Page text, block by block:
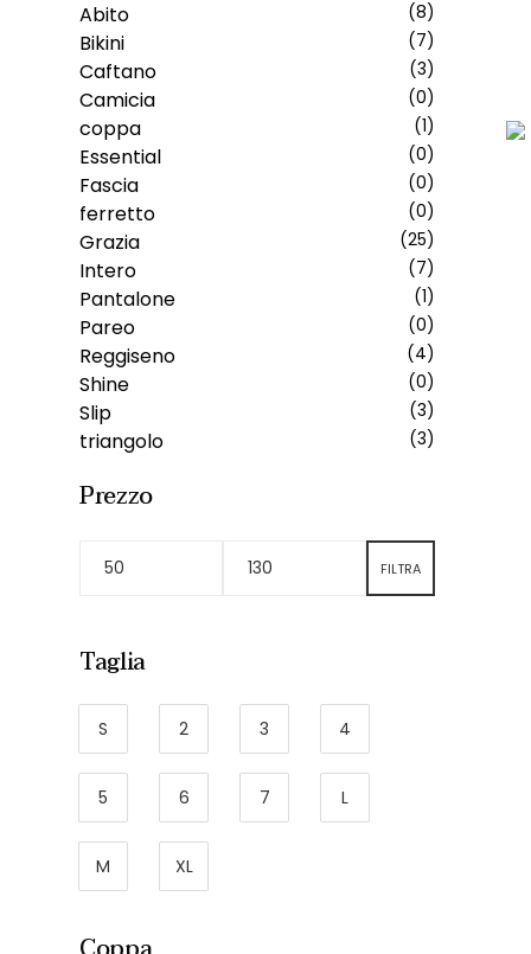
Abito (8)
Bikini (7)
Caftano (3)
Camicia (0)
coppa (1)
Essential (0)
Fascia (0)
ferretto (0)
Grazia (25)
Intero (7)
Pantalone (1)
Pareo (0)
Reggiseno (4)
Shine (0)
Slip (3)
triangolo (3)
Prezzo
FILTRA
Taglia
S 2 3 4
5 6 7 L
M XL